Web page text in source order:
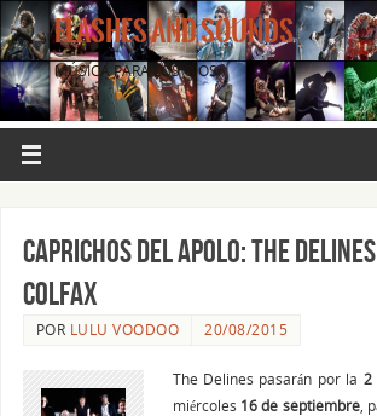
FLASHES AND SOUNDS
MÚSICA PARA LOS OJOS.
Caprichos del Apolo: The
Colfax
POR LULU VOODOO 20/08/2015
The Delines pasarán por la 2
miércoles 16 de septiembre,